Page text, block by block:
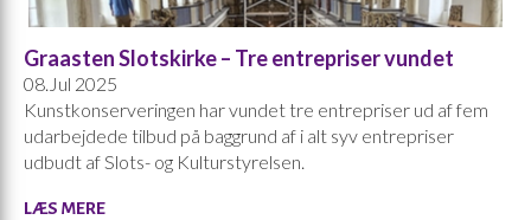
Graasten Slotskirke – Tre entrepriser vundet
08.Jul 2025
Kunstkonserveringen har vundet tre entrepriser ud af fem
udarbejdede tilbud på baggrund af i alt syv entrepriser
udbudt af Slots- og Kulturstyrelsen.
LÆS MERE